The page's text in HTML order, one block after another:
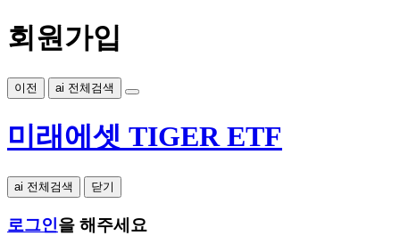
회원가입
이전 ai 전체검색
미래에셋 TIGER ETF
ai 전체검색 닫기
로그인을 해주세요